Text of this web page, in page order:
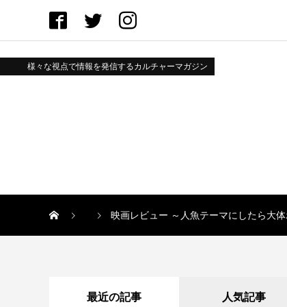
様々な視点で情報を発信するカルチャーマガジン
映画レビュー ～人魚テーマにしたら大
最近の記事 人気記事